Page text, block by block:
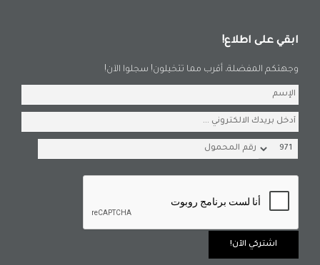
ابقي على اطلاع!
وجهتكم المفضلة، أقرب مما تتخيلون! سجلوا الآن!